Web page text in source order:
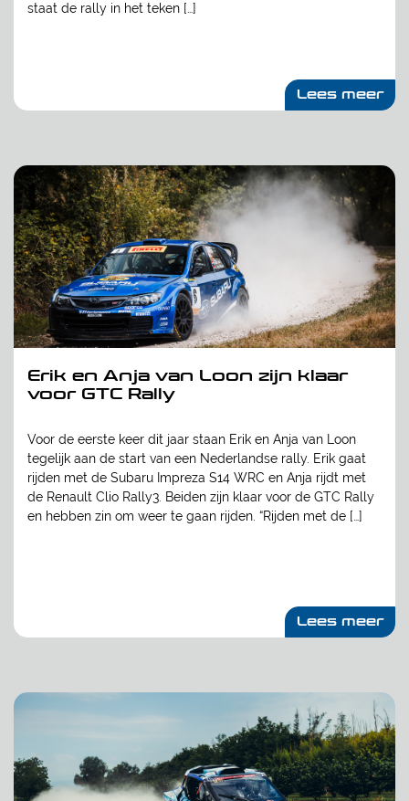
staat de rally in het teken […]
Lees meer
Erik en Anja van Loon zijn klaar
voor GTC Rally
Voor de eerste keer dit jaar staan Erik en Anja van Loon
tegelijk aan de start van een Nederlandse rally. Erik gaat
rijden met de Subaru Impreza S14 WRC en Anja rijdt met
de Renault Clio Rally3. Beiden zijn klaar voor de GTC Rally
en hebben zin om weer te gaan rijden. “Rijden met de […]
Lees meer